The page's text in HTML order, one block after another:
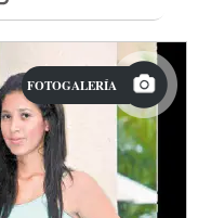
FOTOGALERÍA